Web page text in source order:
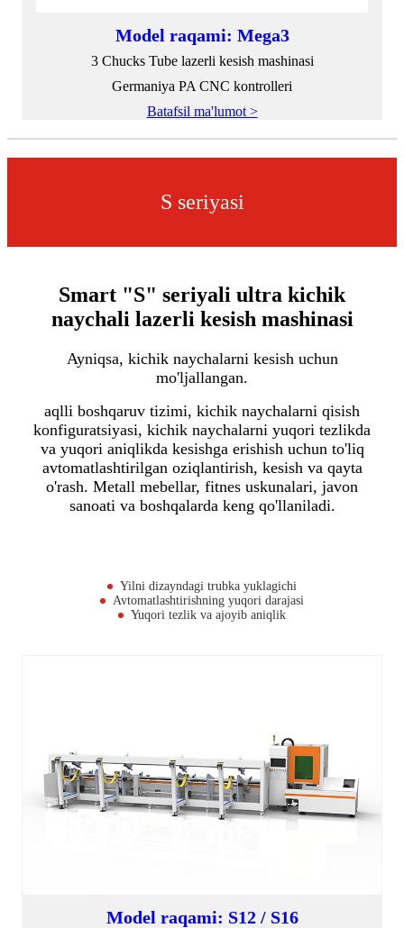
Model raqami: Mega3
3 Chucks Tube lazerli kesish mashinasi
Germaniya PA CNC kontrolleri
Batafsil ma'lumot >
S seriyasi
Smart "S" seriyali ultra kichik
naychali lazerli kesish mashinasi
Ayniqsa, kichik naychalarni kesish uchun
mo'ljallangan.
aqlli boshqaruv tizimi, kichik naychalarni qisish
konfiguratsiyasi, kichik naychalarni yuqori tezlikda
va yuqori aniqlikda kesishga erishish uchun to'liq
avtomatlashtirilgan oziqlantirish, kesish va qayta
o'rash. Metall mebellar, fitnes uskunalari, javon
sanoati va boshqalarda keng qo'llaniladi.
Yilni dizayndagi trubka yuklagichi
Avtomatlashtirishning yuqori darajasi
Yuqori tezlik va ajoyib aniqlik
Model raqami: S12 / S16